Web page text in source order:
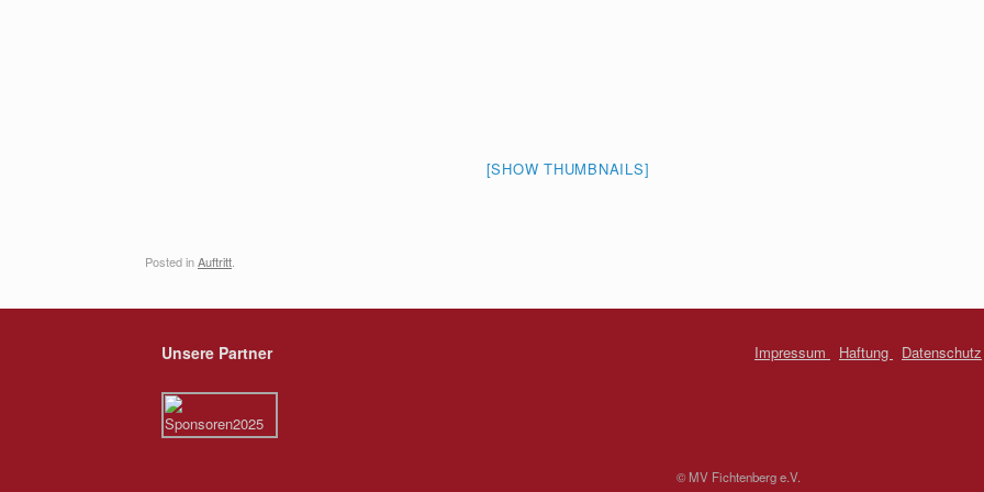
[SHOW THUMBNAILS]
Posted inAuftritt
Unsere Partner Impressum Haftung Datenschutz
© MV Fichtenberg e.V.